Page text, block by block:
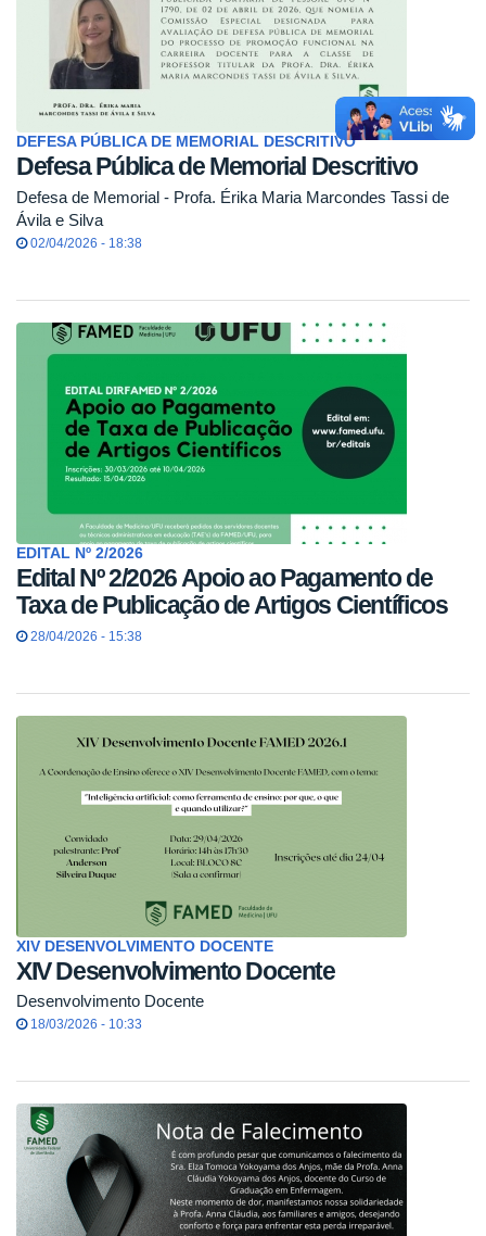
DEFESA PÚBLICA DE MEMORIAL DESCRITIVO
Defesa Pública de Memorial Descritivo
Defesa de Memorial - Profa. Érika Maria Marcondes Tassi de
Ávila e Silva
02/04/2026 - 18:38
EDITAL Nº 2/2026
Edital Nº 2/2026 Apoio ao Pagamento de
Taxa de Publicação de Artigos Científicos
28/04/2026 - 15:38
XIV DESENVOLVIMENTO DOCENTE
XIV Desenvolvimento Docente
Desenvolvimento Docente
18/03/2026 - 10:33